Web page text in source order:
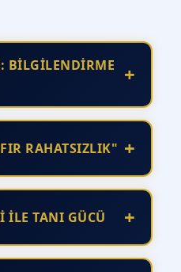
BİLGİLENDİRME
+
RAHATSIZLIK" +
İLE TANI GÜCÜ +